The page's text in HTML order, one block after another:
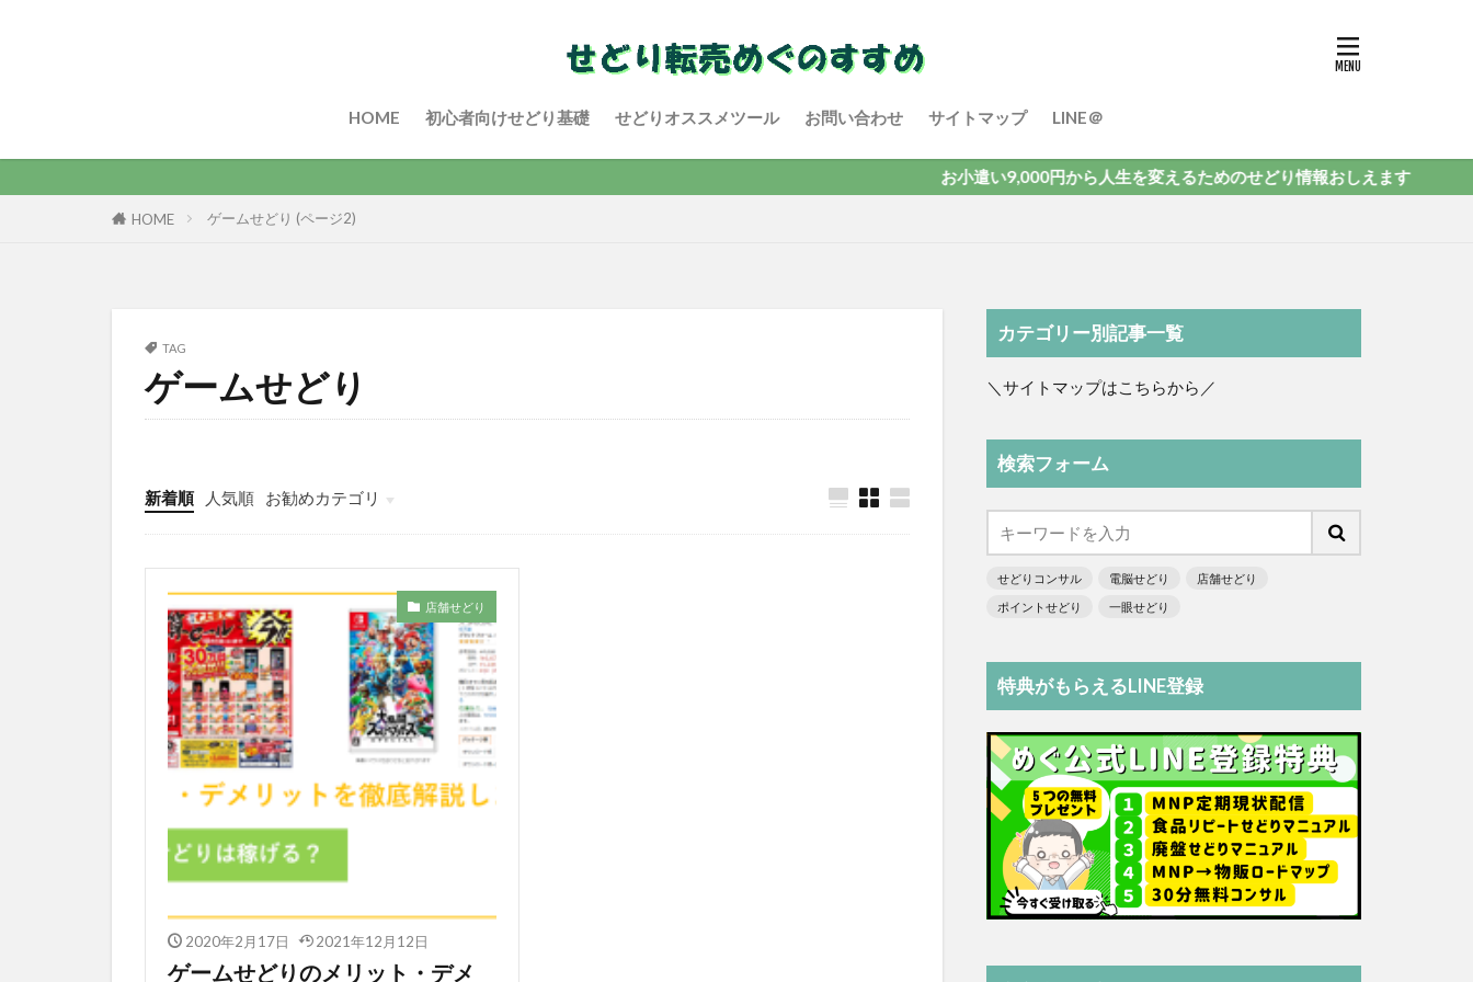
HOME 初心者向けせどり基礎 せどりオススメツール お問い合わせ サイトマップ LINE＠
お小遣い9,000円から人生を変えるためのせどり情報おしえます
HOME ゲームせどり (ページ2)
TAG
ゲームせどり
新着順 人気順
お勧めカテゴリ
未分類
店舗せどり
2020年2月17日 2021年12月12日
ゲームせどりのメリット・デメ
カテゴリー別記事一覧
＼サイトマップはこちらから／
検索フォーム
せどりコンサル 電脳せどり
店舗せどり
ポイントせどり
一眼せどり
特典がもらえるLINE登録